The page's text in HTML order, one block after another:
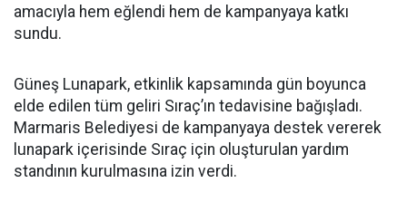
amacıyla hem eğlendi hem de kampanyaya katkı
sundu.
Güneş Lunapark, etkinlik kapsamında gün boyunca
elde edilen tüm geliri Sıraç’ın tedavisine bağışladı.
Marmaris Belediyesi de kampanyaya destek vererek
lunapark içerisinde Sıraç için oluşturulan yardım
standının kurulmasına izin verdi.